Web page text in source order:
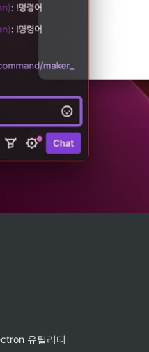
유틸리티